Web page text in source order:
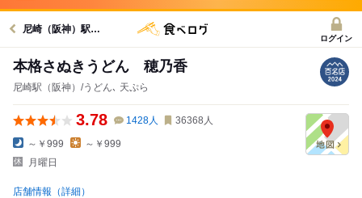
尼崎（阪神）駅グルメへ
ログイン
本格さぬきうどん 穂乃香
尼崎駅（阪神）/うどん､ 天ぷら
3.78 1428人 36368 人
～￥999
～￥999
月曜日
店舗情報（詳細）